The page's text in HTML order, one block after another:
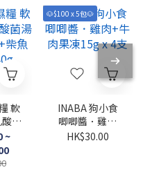
軟
菌
肉
~
🐶$100 x 5包🐶
INABA 狗小食
唧唧醬．雞肉
+牛肉果凍15g
HK$30.00